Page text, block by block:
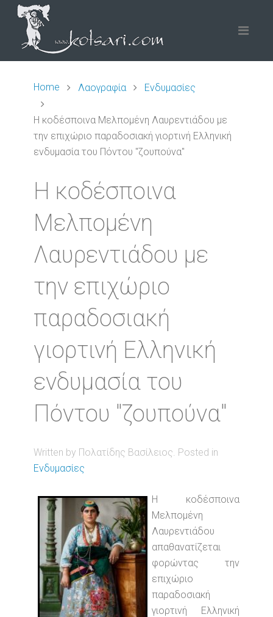
Home Λαογραφία Ενδυμασίες
Η κοδέσποινα Μελπομένη Λαυρεντιάδου με
την επιχώριο παραδοσιακή γιορτινή Ελληνική
ενδυμασία του Πόντου "ζουπούνα"
Η κοδέσποινα
Μελπομένη
Λαυρεντιάδου με
την επιχώριο
παραδοσιακή
γιορτινή Ελληνική
ενδυμασία του
Πόντου "ζουπούνα"
Written by Πολατίδης Βασίλειος. Posted in
Ενδυμασίες
Η κοδέσποινα
Μελπομένη
Λαυρεντιάδου
απαθανατίζεται
φορώντας την
επιχώριο
παραδοσιακή
γιορτινή Ελληνική